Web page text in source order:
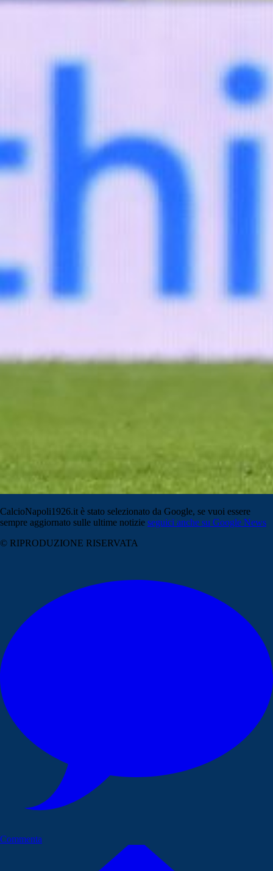
CalcioNapoli1926.it è stato selezionato da Google, se vuoi essere
sempre aggiornato sulle ultime notizie seguici anche su Google News
© RIPRODUZIONE RISERVATA
Commenta